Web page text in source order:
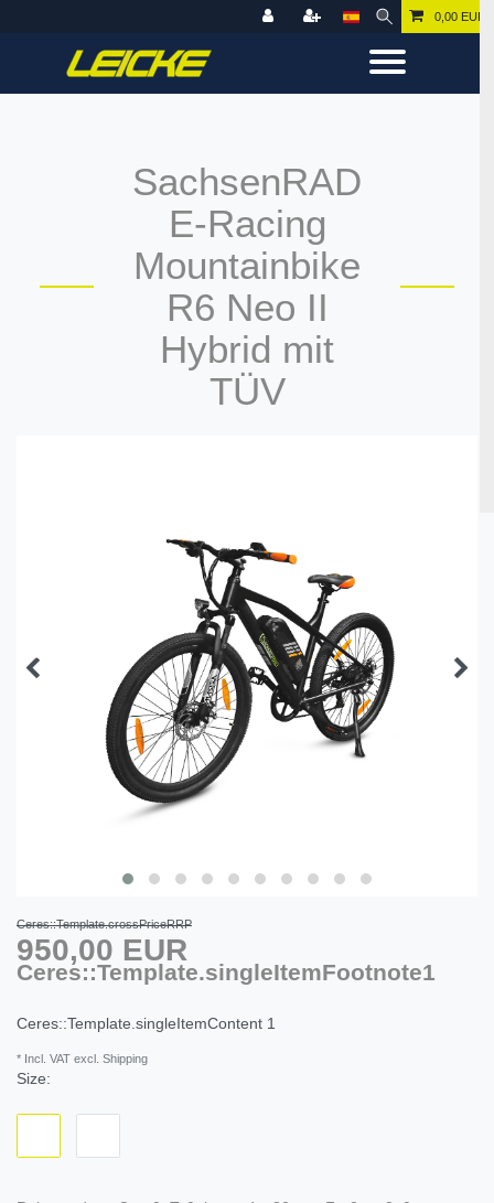
0,00 EUR
SachsenRAD
E-Racing
Mountainbike
R6 Neo II
Hybrid mit
TÜV
Ceres::Template.crossPriceRRP
950,00 EUR
Ceres::Template.singleItemFootnote1
Ceres::Template.singleItemContent 1
* Incl. VAT excl. Shipping
Size: